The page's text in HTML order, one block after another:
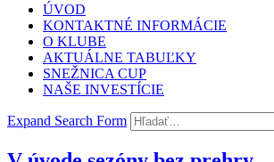
ÚVOD
KONTAKTNÉ INFORMÁCIE
O KLUBE
AKTUÁLNE TABUĽKY
SNEŽNICA CUP
NAŠE INVESTÍCIE
Expand Search Form